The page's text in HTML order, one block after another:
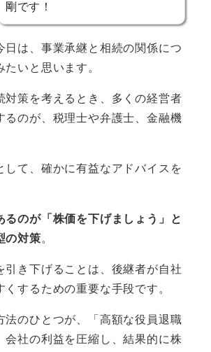
剛です！
日は、事業承継と相続の関係につ
いと思います。
対策を考えるとき、多くの経営者
るのが、税理士や弁護士、金融機
して、確かに有益なアドバイスを
るのが「株価を下げましょう」と
の対策。
引き下げることは、後継者が自社
くするための重要な手段です。
法のひとつが、「高額な役員退職
会社の利益を圧縮し、結果的に株